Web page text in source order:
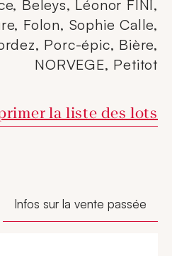
Beleys, Léonor FINI,
Folon, Sophie Calle,
Porc-épic, Bière,
NORVEGE, Petitot
Nouvelle fenêtre
la liste des lots
Infos sur la vente passée